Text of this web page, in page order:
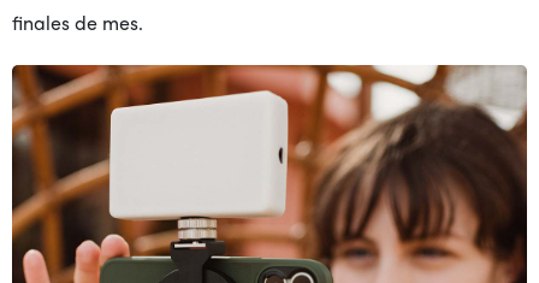
finales de mes.